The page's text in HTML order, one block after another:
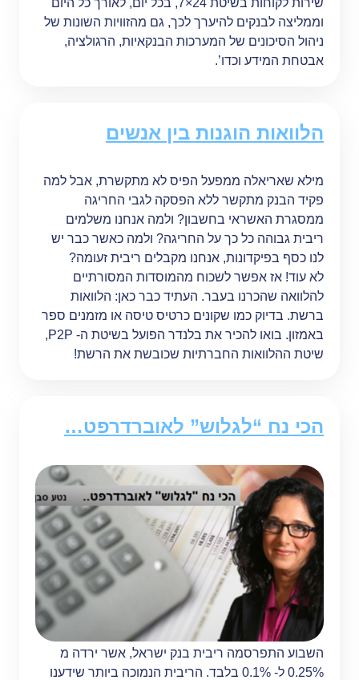
שירות לקוחות בשיטת 24×7, בכל יום, לאורך כל היום
וממליצה לבנקים להיערך לכך, גם מהזוויות השונות של
ניהול הסיכונים של המערכות הבנקאיות, הרגולציה,
אבטחת המידע וכדו’.
הלוואות הוגנות בין אנשים
מילא שאריאלה ממפעל הפיס לא מתקשרת, אבל למה
פקיד הבנק מתקשר ללא הפסקה לגבי החריגה
ממסגרת האשראי בחשבון? ולמה אנחנו משלמים
ריבית גבוהה כל כך על החריגה? ולמה כאשר כבר יש
לנו כסף בפיקדונות, אנחנו מקבלים ריבית זעומה?
לא עוד! אז אפשר לשכוח מהמוסדות המסורתיים
להלוואה שהכרנו בעבר. העתיד כבר כאן: הלוואות
ברשת. בדיוק כמו שקונים כרטיס טיסה או מזמנים ספר
באמזון. בואו להכיר את בלנדר הפועל בשיטת ה- P2P,
שיטת ההלוואות החברתיות שכובשת את הרשת!
הכי נח “לגלוש” לאוברדרפט…
השבוע התפרסמה ריבית בנק ישראל, אשר ירדה מ
0.25% ל- 0.1% בלבד. הריבית הנמוכה ביותר שידענו